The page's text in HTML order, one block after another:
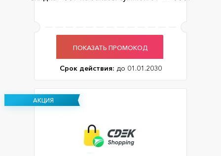
ПОКАЗАТЬ ПРОМОКОД
Срок действия: до 01.01.2030
АКЦИЯ